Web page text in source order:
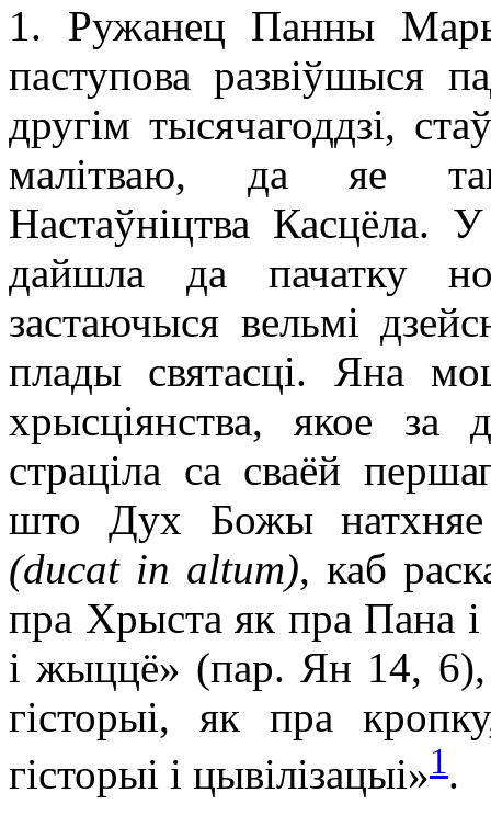
1. Ружанец Панны
паступова развіўшыся
другім тысячагоддзі,
малітваю, да яе
Настаўніцтва Касцёла.
дайшла да пачатку
застаючыся вельмі
плады святасці. Яна
хрысціянства, якое за
страціла са сваёй
што Дух Божы натхняе
(ducat in altum), каб
пра Хрыста як пра Пана
і жыццё» (пар. Ян 14, 6),
гісторыі, як пра
гісторыі і цывілізацыі»1.